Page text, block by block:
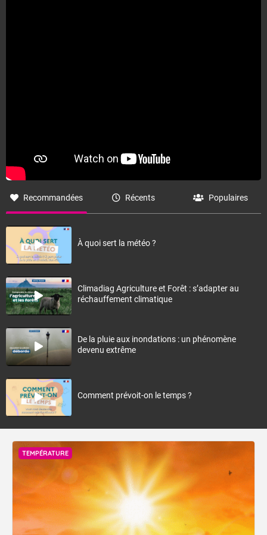
Recommandées Récents Populaires
À quoi sert la météo ?
Climadiag Agriculture et Forêt : s’adapter au
réchauffement climatique
De la pluie aux inondations : un phénomène
devenu extrême
Comment prévoit-on le temps ?
TEMPÉRATURE